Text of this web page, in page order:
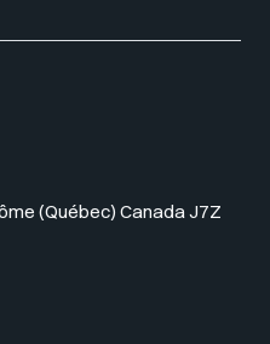
(Québec) Canada J7Z